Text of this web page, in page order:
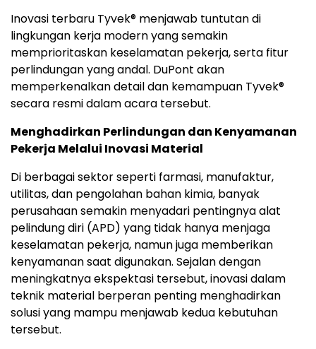
Inovasi terbaru Tyvek® menjawab tuntutan di
lingkungan kerja modern yang semakin
memprioritaskan keselamatan pekerja, serta fitur
perlindungan yang andal. DuPont akan
memperkenalkan detail dan kemampuan Tyvek®
secara resmi dalam acara tersebut.
Menghadirkan Perlindungan dan Kenyamanan
Pekerja Melalui Inovasi Material
Di berbagai sektor seperti farmasi, manufaktur,
utilitas, dan pengolahan bahan kimia, banyak
perusahaan semakin menyadari pentingnya alat
pelindung diri (APD) yang tidak hanya menjaga
keselamatan pekerja, namun juga memberikan
kenyamanan saat digunakan. Sejalan dengan
meningkatnya ekspektasi tersebut, inovasi dalam
teknik material berperan penting menghadirkan
solusi yang mampu menjawab kedua kebutuhan
tersebut.